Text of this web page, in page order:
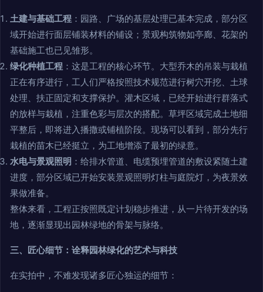
土建与基础工程 ：园路、广场的基层处理已基本完成，部分区
域开始进行面层铺装材料的铺设；景观构筑物如亭廊、花架的
基础施工也已见雏形。
绿化种植工程 ：这是工程的核心环节。大型乔木的吊装与栽植
正在有序进行，工人们严格按照技术规范进行树穴开挖、土球
处理、扶正固定和支撑保护。灌木区域，已经开始进行群落式
的放样与栽植，注重色彩与层次的搭配。草坪区域完成土地细
平整后，即将进入播撒或铺植阶段。现场可以看到，部分先行
栽植的苗木已经挺立，为工地增添了最初的绿意。
水电与景观照明 ：给排水管道、电缆预埋管道的敷设紧随土建
进度，部分区域已开始安装景观照明灯柱与庭院灯，为夜景效
果做准备。
整体来看，工程正按照既定计划稳步推进，从一片待开发的场
地，逐渐显现出园林绿地的骨架与脉络。
三、匠心细节：诠释园林绿化的艺术与科技
在实拍中，不难发现诸多匠心独运的细节：